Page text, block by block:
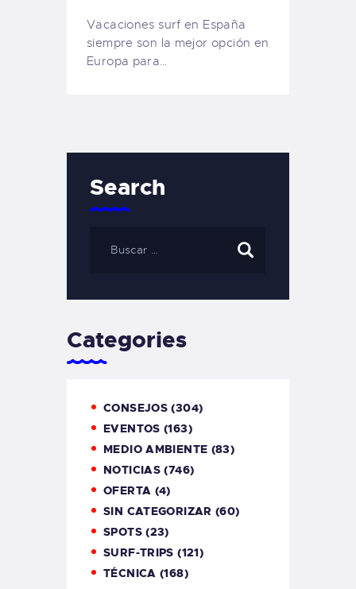
Vacaciones surf en España
siempre son la mejor opción en
Europa para…
Search
Categories
CONSEJOS (304)
EVENTOS (163)
MEDIO AMBIENTE (83)
NOTICIAS (746)
OFERTA (4)
SIN CATEGORIZAR (60)
SPOTS(23)
SURF-TRIPS (121)
TÉCNICA (168)